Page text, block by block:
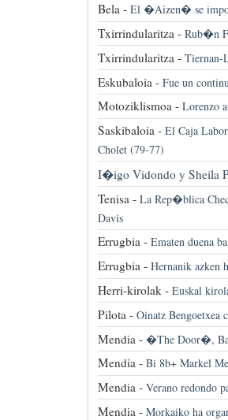
Bela - El �Aizen� se
Txirrindularitza - Rub�n
Txirrindularitza - Tiernan-
Eskubaloia - Fue un
Motoziklismoa - Lorenzo
Saskibaloia - El Caja
Cholet (79-77)
I�igo Vidondo y Sheila
Tenisa - La Rep�blica
Davis
Errugbia - Ematen duena
Errugbia - Hernanik azken
Herri-kirolak - Euskal
Pilota - Oinatz
Mendia - �The Door�,
Mendia - Bi 8b+ Markel
Mendia - Verano redondo
Mendia - Morkaiko ha